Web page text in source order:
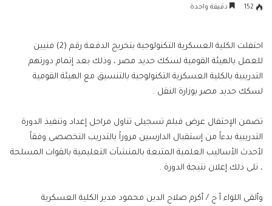
152 دقيقة واحدة
احتفلت الكلية العسكرية التكنولوجية بتخريج الدفعة رقم (2) فنيين
للعمل بالهيئة القومية لسكك حديد مصر ، وذلك بعد إتمام دورتهم
التدريبية بالكلية العسكرية التكنولوجية بالتنسيق مع الهيئة القومية
لسكك حديد مصر بوزارة النقل .
تضمن الإحتفال عرض فيلم تسجيلى تناول مراحل إعداد وتنفيذ الدورة
التدريبية بدءاً من إستقبال الدارسين مروراً بالتدريب التخصصى وفقاً
لأحدث الأساليب العلمية المتبعة بالمنشآت التعليمية بالقوات المسلحة
، تلى ذلك إعلان نتيجة الدورة .
وألقى اللواء أ ح / أكرم صلاح الدين محمود مدير الكلية العسكرية